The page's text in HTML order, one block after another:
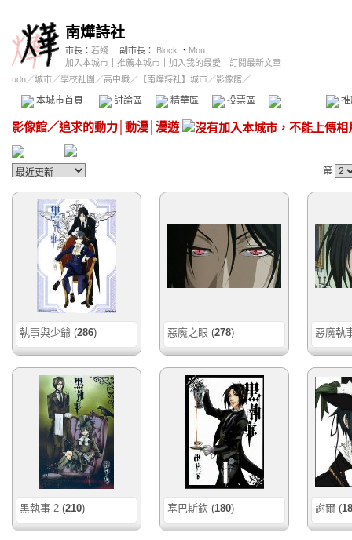
南燁詩社
市長： 若殘 副市長： Block 、 Mou
加入本城市
推薦本城市 加入我的最愛
訂閱最新文章
udn／城市／學校社團 ／高中職／ 【南燁詩社】城市／影像館／
本城市首頁 討論區 精華區 投票區 影像館
影像館／追求的動力│動漫│漫遊
第
執事與少爺 (286) 惡魔之眼 (278) 惡魔執
黑執事-2 (210) 塞巴斯欽 (180) 謝爾 (